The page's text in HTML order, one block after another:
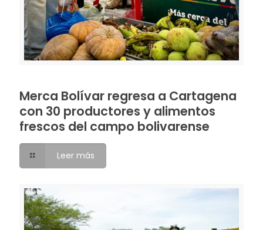
Merca Bolívar regresa a Cartagena
con 30 productores y alimentos
frescos del campo bolivarense
Leer más